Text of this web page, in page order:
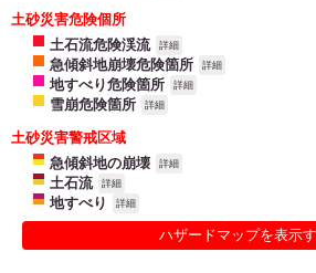
土砂災害危険個所
土石流危険渓流
詳細
急傾斜地崩壊危険箇所 詳細
地すべり危険箇所 詳細
雪崩危険箇所 詳細
土砂災害警戒区域
急傾斜地の崩壊
詳細
土石流 詳細
地すべり 詳細
ハザードマップを表示